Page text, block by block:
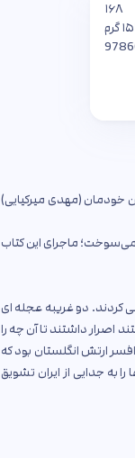
۱۶۸
گرم
خودمان‌ (مهدی میرکیایی)
ماجرای این کتاب
کردند. دو غریبه عجله ای
اصرار داشتند تا آن چه را
ارتش انگلستان بود که
به جدایی از ایران تشویق